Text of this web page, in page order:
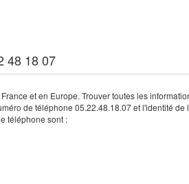
48 18 07
et en Europe. Trouver toutes les
de téléphone 05.22.48.18.07 et l'identité
téléphone sont :